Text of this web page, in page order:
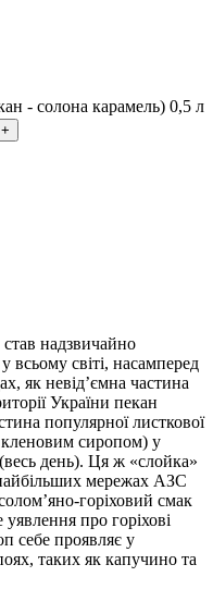
- солона карамель) 0,5 л
надзвичайно
світі, насамперед
як невід’ємна частина
України пекан
популярної листкової
кленовим сиропом) у
день). Ця ж «слойка»
мережах АЗС
горіховий смак
про горіхові
себе проявляє у
таких як капучино та